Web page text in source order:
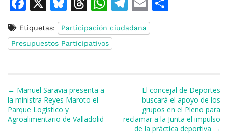
c
e
o
o
k
u
e
s
y
h
re
a
s
h
at
s
el
e
m
m
ai
ti
r
Etiquetas:
Participación ciudadana
Presupuestos Participativos
Navegación de entradas
← Manuel Saravia presenta a
la ministra Reyes Maroto el
Parque Logístico y
Agroalimentario de Valladolid
El concejal de Deportes
buscará el apoyo de los
grupos en el Pleno para
reclamar a la Junta el impulso
de la práctica deportiva →